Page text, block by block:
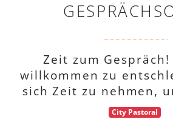
Zeit zum
willkommen zu
sich Zeit zu nehmen,
City Pastoral